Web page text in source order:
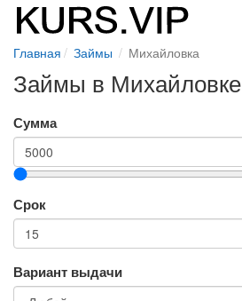
Главная Займы Михайловка
Займы в Михайловке
Сумма
Срок
Вариант выдачи